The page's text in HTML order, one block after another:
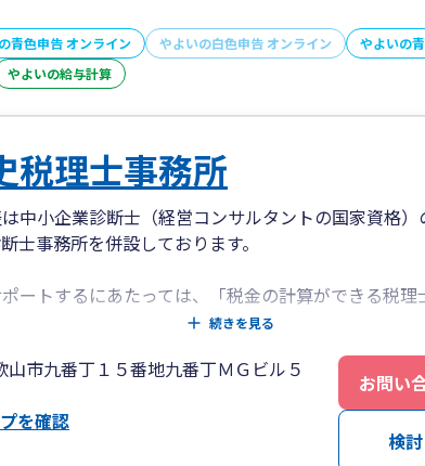
青色申告 オンライン やよいの白色申告 オンライン やよいの
やよいの給与計算
税理士事務所
中小企業診断士（経営コンサルタントの国家資格
士事務所を併設しております。
ートするにあたっては、「税金の計算ができる税理
営に関する支援ができるコンサルタント」の力も必要
「税金の計算ができる税理士」であるのはもちろんの
コンサルタント」でもあるべく、「with you ～あなた
企業の皆さまのお困りごとを解決するお手伝いをいた
続きを見る
山市九番丁１５番地九番丁ＭＧビル５
を確認
お問い
検